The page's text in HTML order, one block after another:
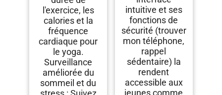
l'exercice, les
calories et la
fréquence
cardiaque pour
le yoga.
Surveillance
améliorée du
sommeil et du
intuitive et ses
fonctions de
sécurité (trouver
mon téléphone,
rappel
sédentaire) la
rendent
accessible aux
jeunes comme